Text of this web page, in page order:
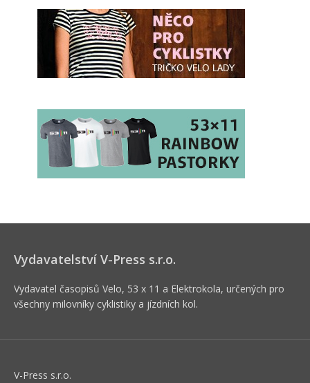
Vydavatelství V-Press s.r.o.
Vydavatel časopisů Velo, 53 x 11 a Elektrokola, určených pro
všechny milovníky cyklistiky a jízdních kol.
V-Press s.r.o.